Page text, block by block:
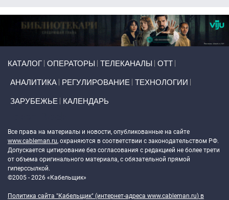
КАТАЛОГ ОПЕРАТОРЫ ТЕЛЕКАНАЛЫ ОТТ
АНАЛИТИКА РЕГУЛИРОВАНИЕ ТЕХНОЛОГИИ
ЗАРУБЕЖЬЕ КАЛЕНДАРЬ
Все права на материалы и новости, опубликованные на сайте
www.cableman.ru, охраняются в соответствии с законодательством РФ.
Допускается цитирование без согласования с редакцией не более трети
от объема оригинального материала, с обязательной прямой
гиперссылкой.
©2005 - 2026 «Кабельщик»
Политика сайта "Кабельщик" (интернет-адреса www.cableman.ru) в